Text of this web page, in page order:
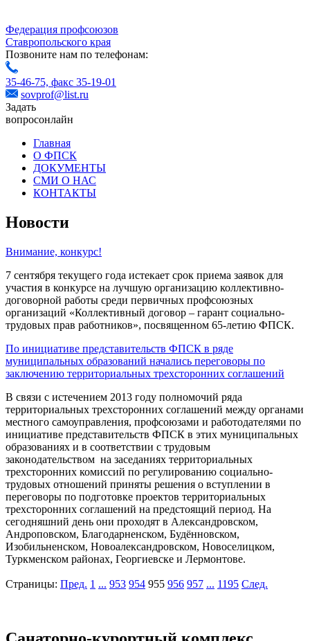
Федерация профсоюзов
Ставропольского края
Позвоните нам по телефонам:
35-46-75, факс 35-19-01
sovprof@list.ru
Задать
вопросонлайн
Главная
О ФПСК
ДОКУМЕНТЫ
СМИ О НАС
КОНТАКТЫ
Новости
Внимание, конкурс!
7 сентября текущего года истекает срок приема заявок для
участия в конкурсе на лучшую организацию коллективно-
договорной работы среди первичных профсоюзных
организаций «Коллективный договор – гарант социально-
трудовых прав работников», посвященном 65-летию ФПСК.
По инициативе представительств ФПСК в ряде
муниципальных образований начались переговоры по
заключению территориальных трехсторонних соглашений
В связи с истечением 2013 году полномочий ряда
территориальных трехсторонних соглашений между органами
местного самоуправления, профсоюзами и работодателями по
инициативе представительств ФПСК в этих муниципальных
образованиях и в соответствии с трудовым
законодательством на заседаниях территориальных
трехсторонних комиссий по регулированию социально-
трудовых отношений приняты решения о вступлении в
переговоры по подготовке проектов территориальных
трехсторонних соглашений на предстоящий период. На
сегодняшний день они проходят в Александровском,
Андроповском, Благодарненском, Будённовском,
Изобильненском, Новоалександровском, Новоселицком,
Туркменском районах, Георгиевске и Лермонтове.
Страницы: Пред. 1 ... 953 954 955 956 957 ... 1195 След.